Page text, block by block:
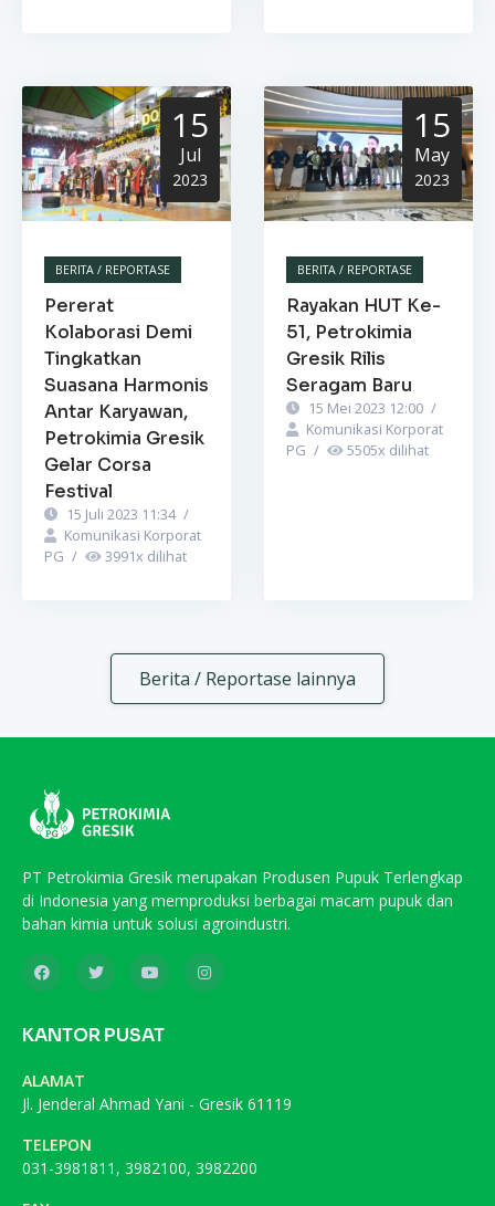
15
Jul
2023
BERITA / REPORTASE
Pererat
Kolaborasi Demi
Tingkatkan
Suasana Harmonis
Antar Karyawan,
Petrokimia Gresik
Gelar Corsa
Festival
15 Juli 2023 11:34 /
Komunikasi Korporat
PG / 3991x dilihat
15
May
2023
BERITA / REPORTASE
Rayakan HUT Ke-
51, Petrokimia
Gresik Rilis
Seragam Baru
15 Mei 2023 12:00 /
Komunikasi Korporat
PG / 5505x dilihat
Berita / Reportase lainnya
PT Petrokimia Gresik merupakan Produsen Pupuk Terlengkap
di Indonesia yang memproduksi berbagai macam pupuk dan
bahan kimia untuk solusi agroindustri.
KANTOR PUSAT
ALAMAT
Jl. Jenderal Ahmad Yani - Gresik 61119
TELEPON
031-3981811, 3982100, 3982200